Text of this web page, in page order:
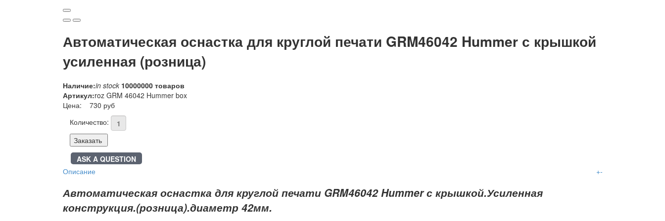
Автоматическая оснастка для круглой печати GRM46042 Hummer с крышкой
усиленная (розница)
Наличие:in stock 10000000 товаров
Артикул:roz GRM 46042 Hummer box
Цена:
730 руб
Количество:
Заказать
ASK A QUESTION
Описание
+-
Автоматическая оснастка для круглой печати GRM46042 Hummer с крышкой.Усиленная
конструкция.(розница).диаметр 42мм.